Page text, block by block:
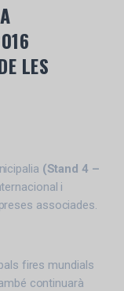
LES
(Stand 4 –
i
associades.
fires mundials
continuarà